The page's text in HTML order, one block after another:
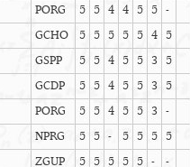
PORG 5 5 4 4 5 5 -
GCHO 5 5 5 5 5 4 5
GSPP 5 5 4 5 5 3 5
GCDP 5 5 4 5 5 3 5
PORG 5 5 4 5 5 3 -
NPRG 5 5 - 5 5 5 5
ZGUP 5 5 5 5 5 - -